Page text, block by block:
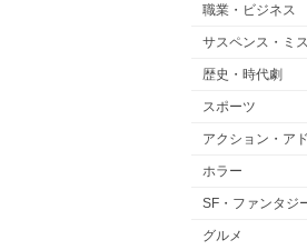
職業・ビジネス
サスペンス・ミ
歴史・時代劇
スポーツ
アクション・ア
ホラー
SF・ファンタジ
グルメ